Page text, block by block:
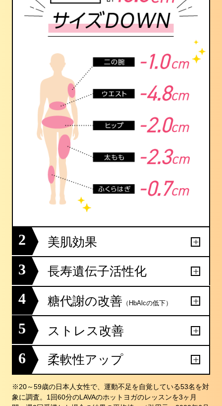
2 美肌効果
3 長寿遺伝子活性化
4 糖代謝の改善 （HbAlcの低下）
5 ストレス改善
6 柔軟性アップ
※20～59歳の日本人女性で、運動不足を自覚している53名を対
象に調査。1回60分のLAVAのホットヨガのレッスンを3ヶ月